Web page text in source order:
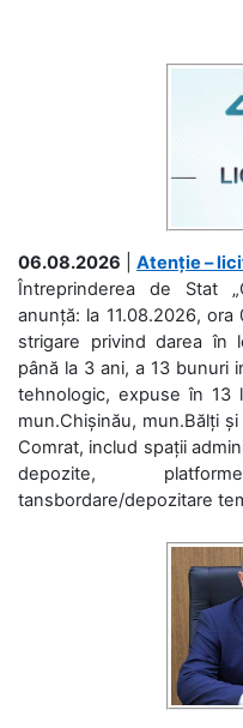
06.08.2026
Atenție –
Întreprinderea de Stat
anunță: la 11.08.2026,
strigare privind darea în
până la 3 ani, a 13 bunuri
tehnologic, expuse în 13
mun.Chișinău, mun.Bălți
Comrat, includ spații
depozite,
tansbordare/depozitare